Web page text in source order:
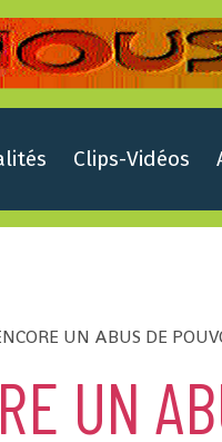
Clips-Vidéos
UN ABUS DE
UN